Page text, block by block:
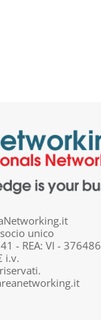
unico
- REA: VI - 376486
i.v.